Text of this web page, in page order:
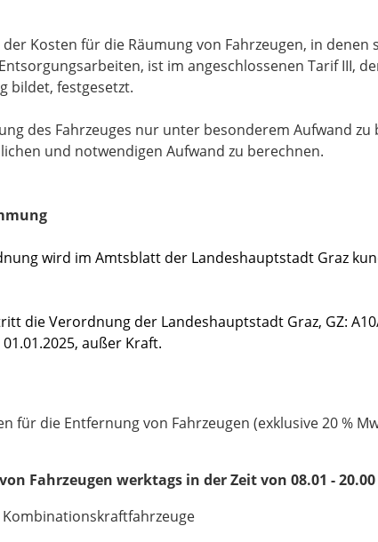
Kosten für die Räumung von Fahrzeugen, in denen
ist im angeschlossenen Tarif III,
bildet, festgesetzt.
des Fahrzeuges nur unter besonderem Aufwand zu
und notwendigen Aufwand zu berechnen.
wird im Amtsblatt der Landeshauptstadt Graz
die Verordnung der Landeshauptstadt Graz, GZ:
außer Kraft.
für die Entfernung von Fahrzeugen (exklusive 20 %
Fahrzeugen werktags in der Zeit von 08.01 -